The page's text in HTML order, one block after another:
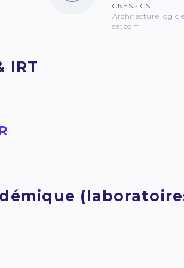
CNES - CST
Architecture
satcom
IRT